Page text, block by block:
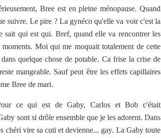
Bree est en pleine ménopause. Quand
suivre. Le pire ? La gynéco qu'elle va voir c'est la
sait qui est qui. Bref, quand elle va rencontrer les
Moi qui me moquait totalement de cette
quelque chose de potable. Ca frise la crise de
mangeable. Sauf peut être les effets capillaires
Bree de mari.
ce qui est de Gaby, Carlos et Bob c'était
sont si drôle ensemble que je les adorent. Dans
chéri vire sa cuti et devienne... gay. La Gaby toute